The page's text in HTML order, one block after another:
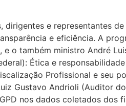
e representantes
e eficiência. A
o também ministro André
Ética e
Profissional e seu
Gustavo Andrioli (Auditor
nos dados coletados dos